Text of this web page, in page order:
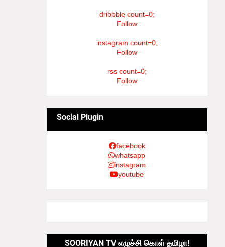
dribbble count=0;
Follow
instagram count=0;
Follow
rss count=0;
Follow
Social Plugin
facebook
whatsapp
instagram
youtube
SOORIYAN TV எழுச்சி கொள் தமிழா!